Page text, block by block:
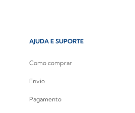
AJUDA E SUPORTE
Como comprar
Envio
Pagamento